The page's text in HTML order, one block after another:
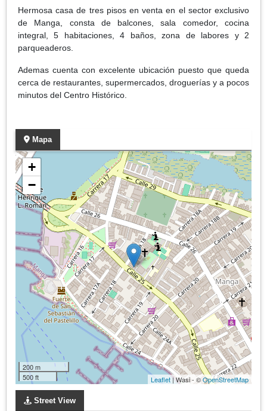
Hermosa casa de tres pisos en venta en el sector exclusivo
de Manga, consta de balcones, sala comedor, cocina
integral, 5 habitaciones, 4 baños, zona de labores y 2
parqueaderos.
Ademas cuenta con excelente ubicación puesto que queda
cerca de restaurantes, supermercados, droguerías y a pocos
minutos del Centro Histórico.
Mapa
+
−
200 m
500 ft
Leaflet| Wasi - ©OpenStreetMap
Street View